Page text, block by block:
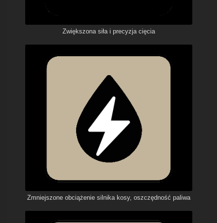
Zwiększona siła i precyzja cięcia
Zmniejszone obciążenie silnika kosy, oszczędność paliwa